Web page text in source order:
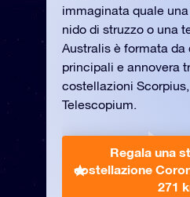
immaginata quale
nido di struzzo o una
Australis è formata da
principali e annovera
costellazioni
Telescopium.
Regala una
costellazione
271